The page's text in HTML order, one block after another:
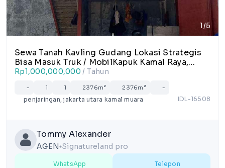
1/5
Sewa Tanah Kavling Gudang Lokasi Strategis
Bisa Masuk Truk / MobilKapuk Kamal Raya,
Kamal Muara
Rp1,000,000,000 / Tahun
- 1 1 2376m² 2376m² -
penjaringan, jakarta utara kamal muara IDL-16508
Tommy Alexander
AGEN lens Signatureland pro
WhatsApp Telepon